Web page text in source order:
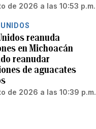
de 2026 a las 10:53 p.m.
reanuda
en Michoacán
reanudar
de aguacates
de 2026 a las 10:39 p.m.